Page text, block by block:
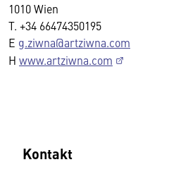
1010 Wien
T. +34 66474350195
E g.ziwna@artziwna.com
H www.artziwna.com
Kontakt